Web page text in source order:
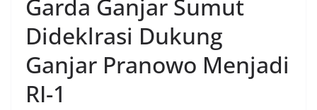
Garda Ganjar Sumut
Dideklrasi Dukung
Ganjar Pranowo Menjadi
RI-1